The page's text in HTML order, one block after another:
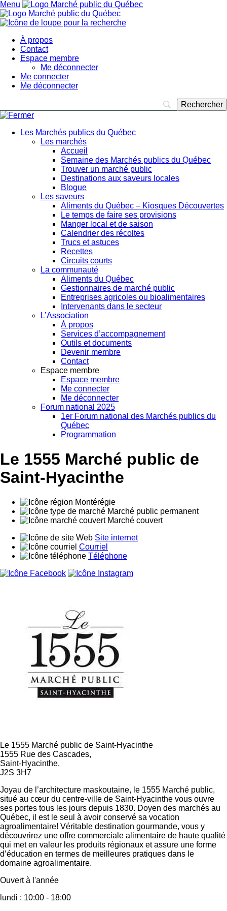
Menu
À propos
Contact
Espace membre
Me déconnecter
Me connecter
Me déconnecter
Les Marchés publics du Québec
Les marchés
Accueil
Semaine des Marchés publics du Québec
Trouver un marché public
Destinations aux saveurs locales
Blogue
Les saveurs
Aliments du Québec – Kiosques Découvertes
Le temps de faire ses provisions
Manger local et de saison
Calendrier des récoltes
Trucs et astuces
Recettes
Circuits courts
La communauté
Aliments du Québec
Gestionnaires de marché public
Entreprises agricoles ou bioalimentaires
Intervenants dans le secteur
L’Association
À propos
Services d’accompagnement
Outils et documents
Devenir membre
Contact
Espace membre
Espace membre
Me connecter
Me déconnecter
Forum national 2025
1er Forum national des Marchés publics du
Québec
Programmation
Le 1555 Marché public de
Saint-Hyacinthe
Montérégie
Marché public permanent
Marché couvert
Site internet
Courriel
Téléphone
Le 1555 Marché public de Saint-Hyacinthe
1555 Rue des Cascades,
Saint-Hyacinthe,
J2S 3H7
Joyau de l’architecture maskoutaine, le 1555 Marché public,
situé au cœur du centre-ville de Saint-Hyacinthe vous ouvre
ses portes tous les jours depuis 1830. Doyen des marchés au
Québec, il est le seul à avoir conservé sa vocation
agroalimentaire! Véritable destination gourmande, vous y
découvrirez une offre commerciale alimentaire de haute qualité
qui met en valeur les produits régionaux et assure une forme
d’éducation en termes de meilleures pratiques dans le
domaine agroalimentaire.
Ouvert à l'année
lundi : 10:00 - 18:00